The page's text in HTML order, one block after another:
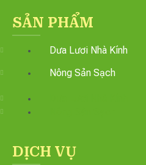
SẢN PHẨM
Dưa Lươi Nhà Kính
Nông Sản Sạch
DỊCH VỤ